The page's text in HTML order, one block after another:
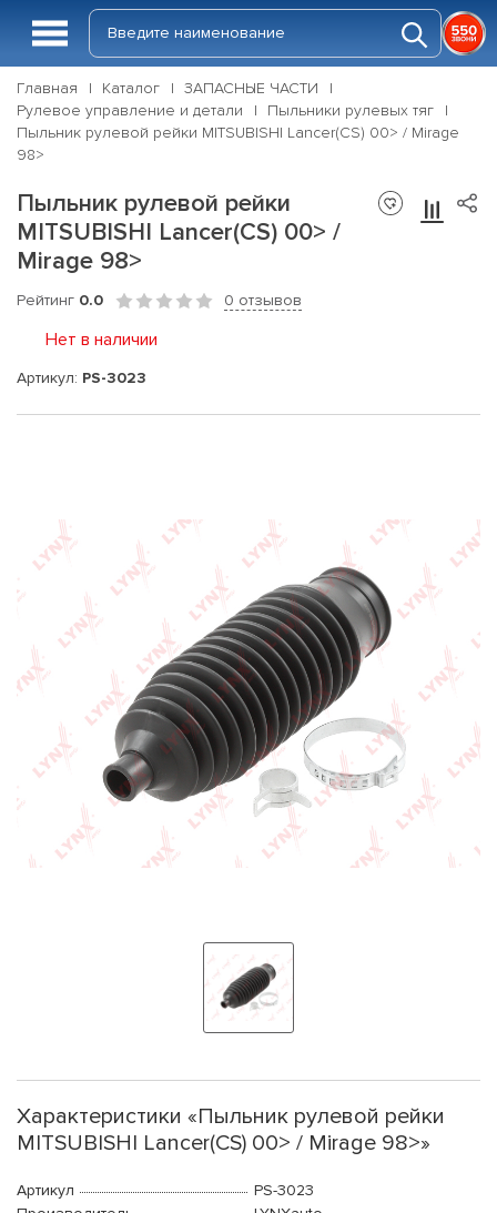
Главная Каталог
ЗАПАСНЫЕ ЧАСТИ
Рулевое управление и детали
Пыльники рулевых тяг
Пыльник рулевой рейки MITSUBISHI Lancer(CS) 00> / Mirage
98>
Пыльник рулевой рейки
MITSUBISHI Lancer(CS) 00> /
Mirage 98>
Рейтинг 0.0 0 отзывов
Нет в наличии
Артикул: PS-3023
Характеристики «Пыльник рулевой рейки
MITSUBISHI Lancer(CS) 00> / Mirage 98>»
Артикул
PS-3023